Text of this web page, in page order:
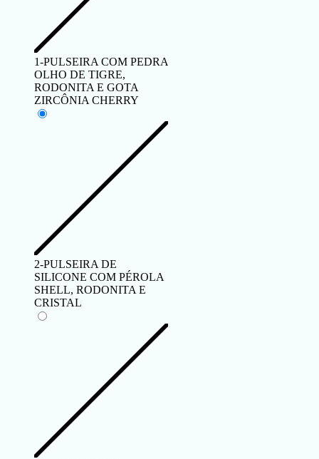
1-PULSEIRA COM PEDRA
OLHO DE TIGRE,
RODONITA E GOTA
ZIRCÔNIA CHERRY
2-PULSEIRA DE
SILICONE COM PÉROLA
SHELL, RODONITA E
CRISTAL